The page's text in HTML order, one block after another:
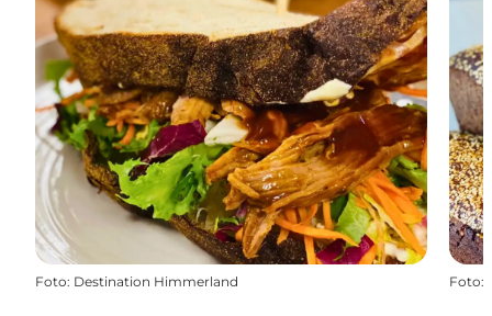
Foto: Destination Himmerland Foto: